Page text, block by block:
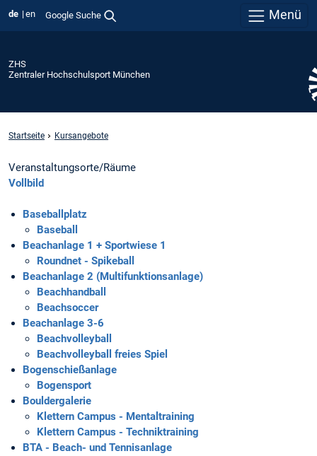
de en Google Suche Menü
ZHS
Zentraler Hochschulsport München
Startseite Kursangebote
Veranstaltungsorte/Räume
Vollbild
Baseballplatz
Baseball
Beachanlage 1 + Sportwiese 1
Roundnet - Spikeball
Beachanlage 2 (Multifunktionsanlage)
Beachhandball
Beachsoccer
Beachanlage 3-6
Beachvolleyball
Beachvolleyball freies Spiel
Bogenschießanlage
Bogensport
Bouldergalerie
Klettern Campus - Mentaltraining
Klettern Campus - Techniktraining
BTA - Beach- und Tennisanlage